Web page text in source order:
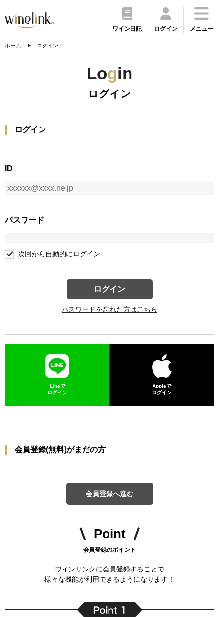
ワイン日記 ログイン メニュー
ホーム ログイン
Login
ログイン
ログイン
ID
パスワード
次回から自動的にログイン
ログイン
パスワードを忘れた方はこちら
Lineで
ログイン
Appleで
ログイン
会員登録(無料)がまだの方
会員登録へ進む
Point
会員登録のポイント
ワインリンクに会員登録することで
様々な機能が利用できるようになります！